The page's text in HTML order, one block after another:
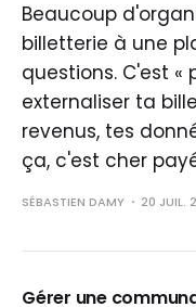
Beaucoup
billetterie à une
questions. C'est «
externaliser ta
revenus, tes
ça, c'est cher
SÉBASTIEN DAMY 20 JUIL.
Gérer une